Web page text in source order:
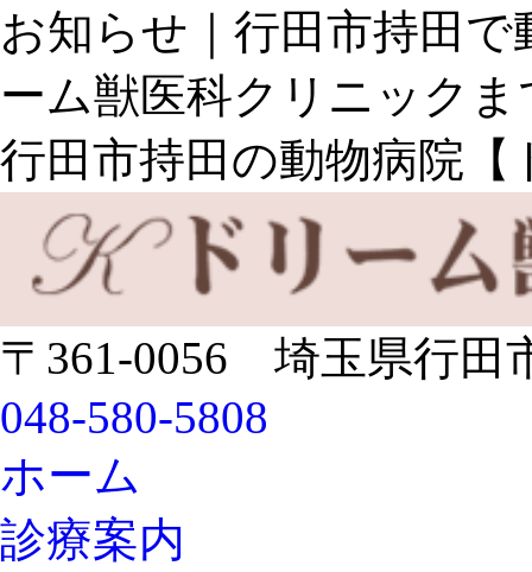
お知らせ｜行田市持田
ーム獣医科クリニックま
行田市持田の動物病院
〒361-0056 埼玉県行田
048-580-5808
ホーム
診療案内